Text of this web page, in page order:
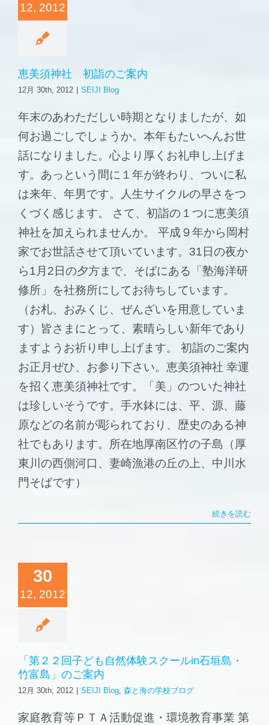
12, 2012
恵美須神社 初詣のご案内
12月 30th, 2012 SEIJI Blog
年末のあわただしい時期となりましたが、如
何お過ごしでしょうか。本年もたいへんお世
話になりました。心より厚くお礼申し上げま
す。あっという間に１年が終わり、ついに私
は来年、年男です。人生サイクルの早さをつ
くづく感じます。 さて、初詣の１つに恵美須
神社を加えられませんか。 平成９年から岡村
家でお世話させて頂いています。31日の夜か
ら1月2日の夕方まで、そばにある「塾海洋研
修所」を社務所にしてお待ちしています。
（お札、おみくじ、ぜんざいを用意していま
す）皆さまにとって、素晴らしい新年であり
ますようお祈り申し上げます。 初詣のご案内
お正月ぜひ、お参り下さい。恵美須神社 幸運
を招く恵美須神社です。「美」のついた神社
は珍しいそうです。手水鉢には、平、源、藤
原などの名前が彫られており、歴史のある神
社でもあります。所在地厚南区竹の子島（厚
東川の西側河口、妻崎漁港の丘の上、中川水
門そばです）
続きを読む
30
12, 2012
「第２２回子ども自然体験スクールin石垣島・
竹富島」のご案内
12月 30th, 2012 SEIJI Blog, 森と海の学校ブログ
家庭教育等ＰＴＡ活動促進・環境教育事業 第